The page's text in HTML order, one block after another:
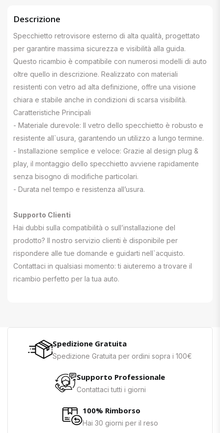
Descrizione
Specchietto retrovisore esterno di alta qualità, progettato
per garantire massima sicurezza e visibilità alla guida.
Questo ricambio è compatibile con numerosi modelli di auto
oltre quello in descrizione. Realizzato con materiali
resistenti con vetro ad alta definizione, offre una visione
chiara e stabile anche in condizioni di scarsa visibilità.
Caratteristiche Principali
- Materiale durevole: Il vetro dello specchietto è robusto e
resistente all`usura, garantendo un utilizzo a lungo termine.
- Installazione semplice e veloce: Grazie al design plug &
play, il montaggio dello specchietto avviene rapidamente
senza bisogno di modifiche particolari.
- Durata nel tempo e resistenza all’usura.
Supporto Clienti
Hai dubbi sulla compatibilità o sull’installazione del
prodotto? Il nostro servizio clienti è disponibile per
rispondere alle tue domande e guidarti nell`acquisto.
Contattaci in qualsiasi momento: ti aiuteremo a trovare il
ricambio perfetto per la tua auto.
Spedizione Gratuita
Spedizione Gratuita per ordini sopra i 100€
Supporto Professionale
Contattaci tutti i giorni
100% Rimborso
Hai 30 giorni per il reso